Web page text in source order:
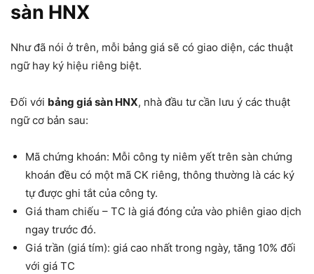
sàn HNX
Như đã nói ở trên, mỗi bảng giá sẽ có giao diện, các thuật
ngữ hay ký hiệu riêng biệt.
Đối với bảng giá sàn HNX, nhà đầu tư cần lưu ý các thuật
ngữ cơ bản sau:
Mã chứng khoán: Mỗi công ty niêm yết trên sàn chứng
khoán đều có một mã CK riêng, thông thường là các ký
tự được ghi tắt của công ty.
Giá tham chiếu – TC là giá đóng cửa vào phiên giao dịch
ngay trước đó.
Giá trần (giá tím): giá cao nhất trong ngày, tăng 10% đối
với giá TC